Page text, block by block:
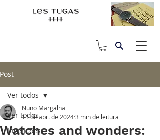
Post
Ver todos
Invenções
Ver todos
Watches and wonders:
Nuno Margalha
11 de abr. de 20243 min de leitura